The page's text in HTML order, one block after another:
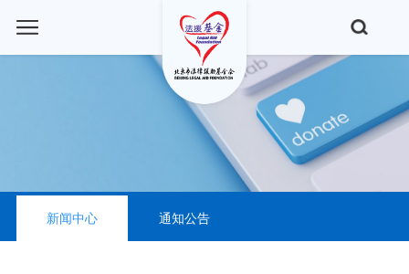
新闻中心 通知公告